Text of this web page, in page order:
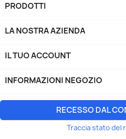
PRODOTTI
LA NOSTRA AZIENDA
IL TUO ACCOUNT
INFORMAZIONI NEGOZIO
RECESSO DAL
Traccia stato del